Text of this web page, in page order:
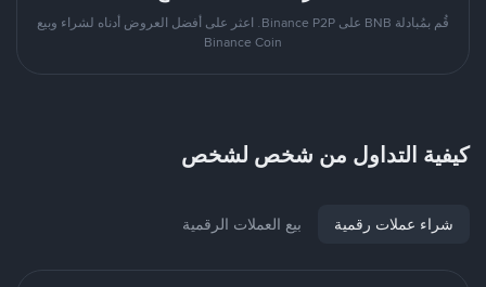
قُم بمُبادلة BNB على Binance P2P. اعثر على أفضل العروض أدناه لشراء وبيع
Binance Coin
كيفية التداول من شخص لشخص
شراء عملات رقمية بيع العملات الرقمية